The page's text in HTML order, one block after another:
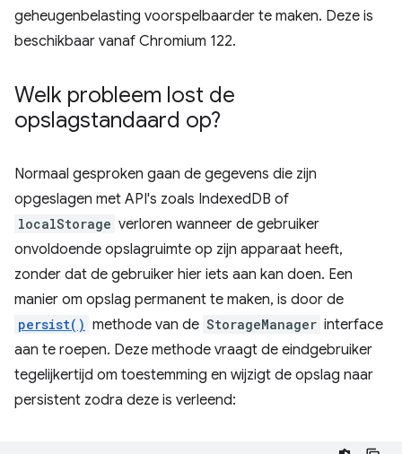
geheugenbelasting voorspelbaarder te maken. Deze is
beschikbaar vanaf Chromium 122.
Welk probleem lost de
opslagstandaard op?
Normaal gesproken gaan de gegevens die zijn
opgeslagen met API's zoals IndexedDB of
localStorage verloren wanneer de gebruiker
onvoldoende opslagruimte op zijn apparaat heeft,
zonder dat de gebruiker hier iets aan kan doen. Een
manier om opslag permanent te maken, is door de
persist() methode van de StorageManager interface
aan te roepen. Deze methode vraagt ​​de eindgebruiker
tegelijkertijd om toestemming en wijzigt de opslag naar
persistent zodra deze is verleend: